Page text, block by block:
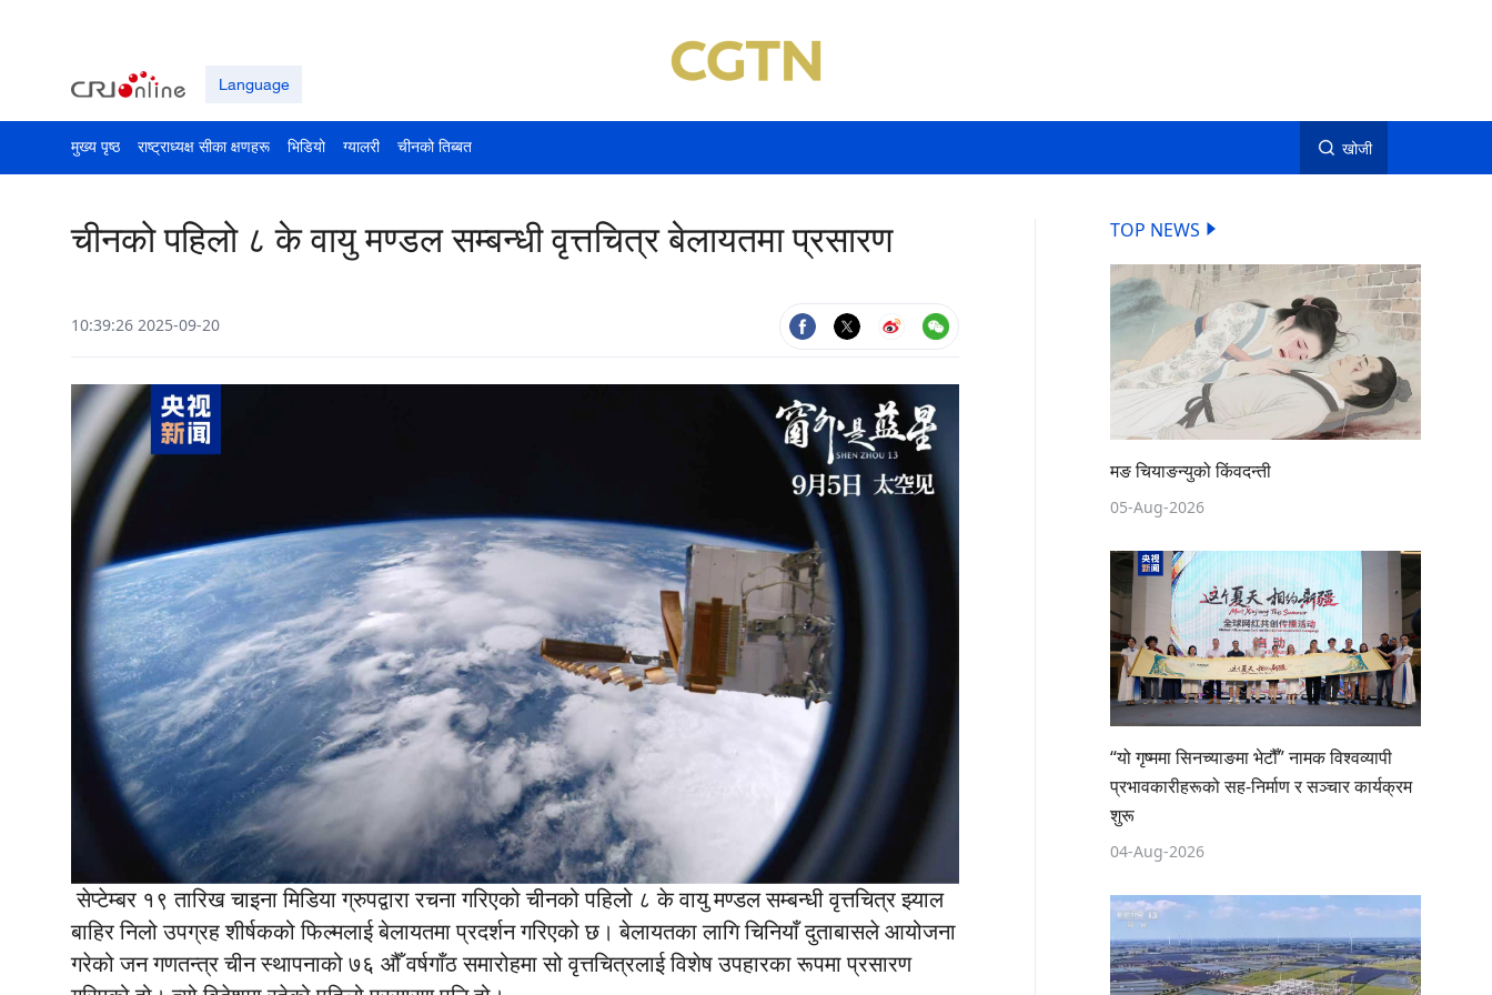
Language
मुख्य पृष्ठ राष्ट्राध्यक्ष सीका क्षणहरू भिडियो ग्यालरी चीनको तिब्बत खोजी
चीनको पहिलो ८ के वायु मण्डल सम्बन्धी वृत्तचित्र बेलायतमा प्रसारण
10:39:26 2025-09-20
सेप्टेम्बर १९ तारिख चाइना मिडिया ग्रुपद्वारा रचना गरिएको चीनको पहिलो ८ के वायु मण्डल सम्बन्धी वृत्तचित्र झ्याल
बाहिर निलो उपग्रह शीर्षकको फिल्मलाई बेलायतमा प्रदर्शन गरिएको छ। बेलायतका लागि चिनियाँ दुताबासले आयोजना
गरेको जन गणतन्त्र चीन स्थापनाको ७६ औँ वर्षगाँठ समारोहमा सो वृत्तचित्रलाई विशेष उपहारका रूपमा प्रसारण
TOP NEWS
मङ चियाङन्युको किंवदन्ती
05-Aug-2026
“यो गृष्ममा सिनच्याङमा भेटौँ” नामक विश्वव्यापी
प्रभावकारीहरूको सह-निर्माण र सञ्चार कार्यक्रम
शुरू
04-Aug-2026